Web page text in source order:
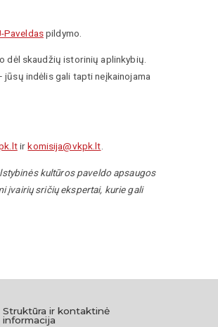
Paveldaspildymo.
dėl skaudžių istorinių aplinkybių.
jūsų indėlis gali tapti neįkainojama
irkomisija@vkpk.lt.
kultūros paveldo apsaugos
įvairių sričių ekspertai, kurie gali
Struktūra ir kontaktinė
informacija